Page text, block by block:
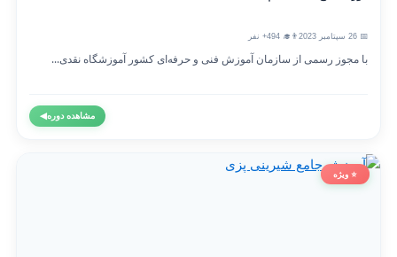
👨‍🎓 494+ نفر
با مجوز رسمی از سازمان آموزش فنی و حرفه‌ای کشور آموزشگاه نقدی...
مشاهده دوره◀
⭐ ویژه